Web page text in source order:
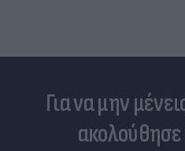
Για να μην